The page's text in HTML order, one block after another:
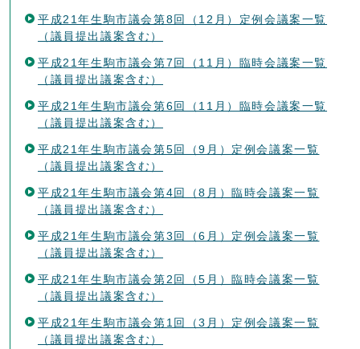
平成21年生駒市議会第8回（12月）定例会議案一覧
（議員提出議案含む）
平成21年生駒市議会第7回（11月）臨時会議案一覧
（議員提出議案含む）
平成21年生駒市議会第6回（11月）臨時会議案一覧
（議員提出議案含む）
平成21年生駒市議会第5回（9月）定例会議案一覧
（議員提出議案含む）
平成21年生駒市議会第4回（8月）臨時会議案一覧
（議員提出議案含む）
平成21年生駒市議会第3回（6月）定例会議案一覧
（議員提出議案含む）
平成21年生駒市議会第2回（5月）臨時会議案一覧
（議員提出議案含む）
平成21年生駒市議会第1回（3月）定例会議案一覧
（議員提出議案含む）